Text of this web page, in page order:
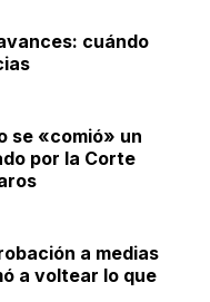
cuándo
se «comió» un
por la Corte
a medias
a voltear lo que